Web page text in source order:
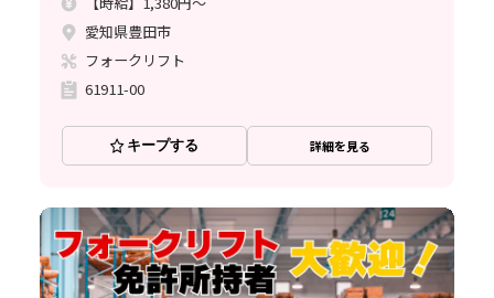
愛知県豊田市
フォークリフト
61911-00
キープする 詳細を見る